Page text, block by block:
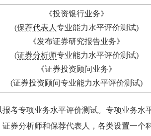
《投资银行业务》
(保荐代表人 专业能力水平评价测试)
《发布证券研究报告业务》
(证券分析师专业能力水平评价测试)
《证券投资顾问业务》
(证券投资顾问专业能力水平评价测试)
考专项业务水平评价测试。专项业务水
券分析师和保荐代表人，各类设置一个